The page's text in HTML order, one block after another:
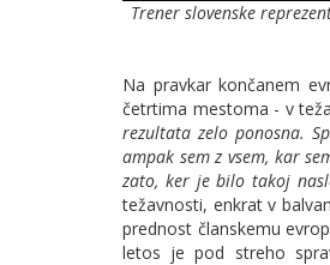
Trener slovenske
Na pravkar končanem
četrtima mestoma - v
rezultata zelo ponosna.
ampak sem z vsem, kar
zato, ker je bilo takoj
težavnosti, enkrat v
prednost članskemu
letos je pod streho